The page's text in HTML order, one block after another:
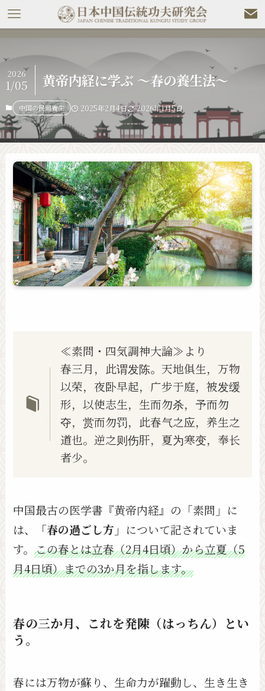
黄帝内経に学ぶ 〜春の養生法〜
2026
1/05
中国の民間養生 2025年2月4日 2026年1月5日
≪素問・四気調神大論≫より
春三月，此谓发陈。天地俱生，万物
以荣，夜卧早起，广步于庭，被发缓
形，以使志生，生而勿杀，予而勿
夺，赏而勿罚，此春气之应，养生之
道也。逆之则伤肝，夏为寒变，奉长
者少。
中国最古の医学書『黄帝内経』の「素問」に
は、
「春の過ごし方」 について記されていま
す。この春とは立春（2月4日頃）から立夏（5
月4日頃）までの3か月を指します。
春の三か月、これを発陳（はっちん）とい
う。
春には万物が蘇り、生命力が躍動し、生き生き